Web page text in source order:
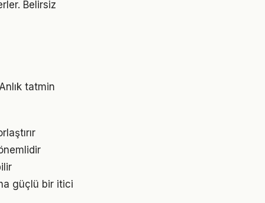
Belirsiz
tatmin
güçlü bir itici